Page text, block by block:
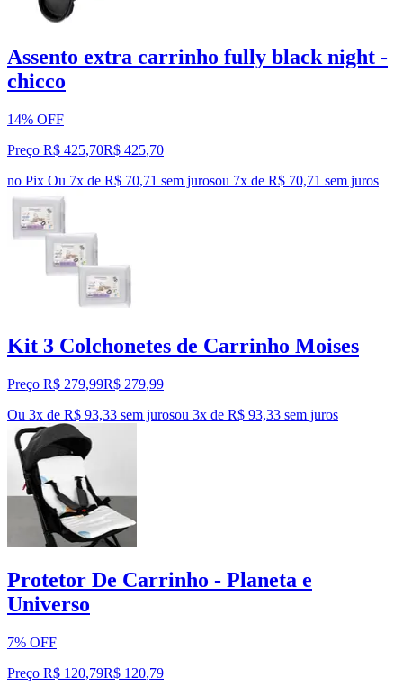
Assento extra carrinho fully black night -
chicco
14% OFF
Preço R$ 425,70R$ 425,70
no Pix Ou 7x de R$ 70,71 sem jurosou 7x de R$ 70,71 sem juros
Kit 3 Colchonetes de Carrinho Moises
Preço R$ 279,99R$ 279,99
Ou 3x de R$ 93,33 sem jurosou 3x de R$ 93,33 sem juros
Protetor De Carrinho - Planeta e
Universo
7% OFF
Preço R$ 120,79R$ 120,79